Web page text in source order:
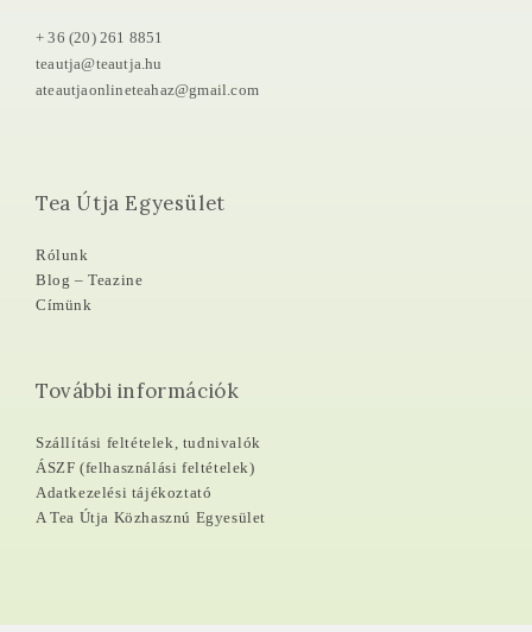
+ 36 (20) 261 8851
teautja@teautja.hu
ateautjaonlineteahaz@gmail.com
Tea Útja Egyesület
Rólunk
Blog – Teazine
Címünk
További információk
Szállítási feltételek, tudnivalók
ÁSZF (felhasználási feltételek)
Adatkezelési tájékoztató
A Tea Útja Közhasznú Egyesület